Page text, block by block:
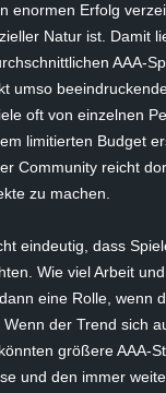
enormen Erfolg
Natur ist. Damit
AAA-
umso
oft von einzelnen
limitierten Budget
Community reicht
zu machen.
eindeutig, dass
Wie viel Arbeit
eine Rolle, wenn
der Trend sich
größere AAA-
und den immer